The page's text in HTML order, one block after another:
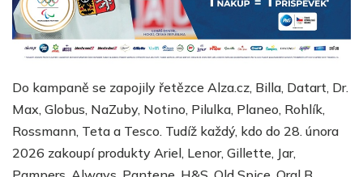
Do kampaně se zapojily řetězce Alza.cz, Billa, Datart, Dr.
Max, Globus, NaZuby, Notino, Pilulka, Planeo, Rohlík,
Rossmann, Teta a Tesco. Tudíž každý, kdo do 28. února
2026 zakoupí produkty Ariel, Lenor, Gillette, Jar,